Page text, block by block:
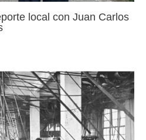
local con Juan Carlos